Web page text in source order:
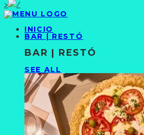
>
INICIO
BAR | RESTÓ
BAR | RESTÓ
SEE ALL